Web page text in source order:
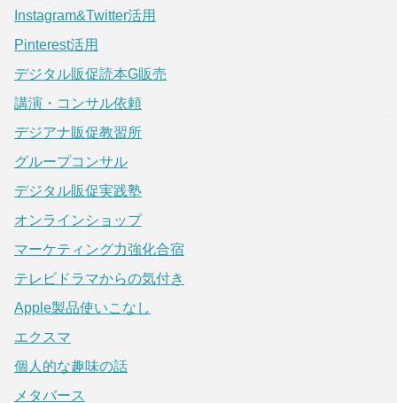
Instagram&Twitter活用
Pinterest活用
デジタル販促読本G販売
講演・コンサル依頼
デジアナ販促教習所
グループコンサル
デジタル販促実践塾
オンラインショップ
マーケティング力強化合宿
テレビドラマからの気付き
Apple製品使いこなし
エクスマ
個人的な趣味の話
メタバース